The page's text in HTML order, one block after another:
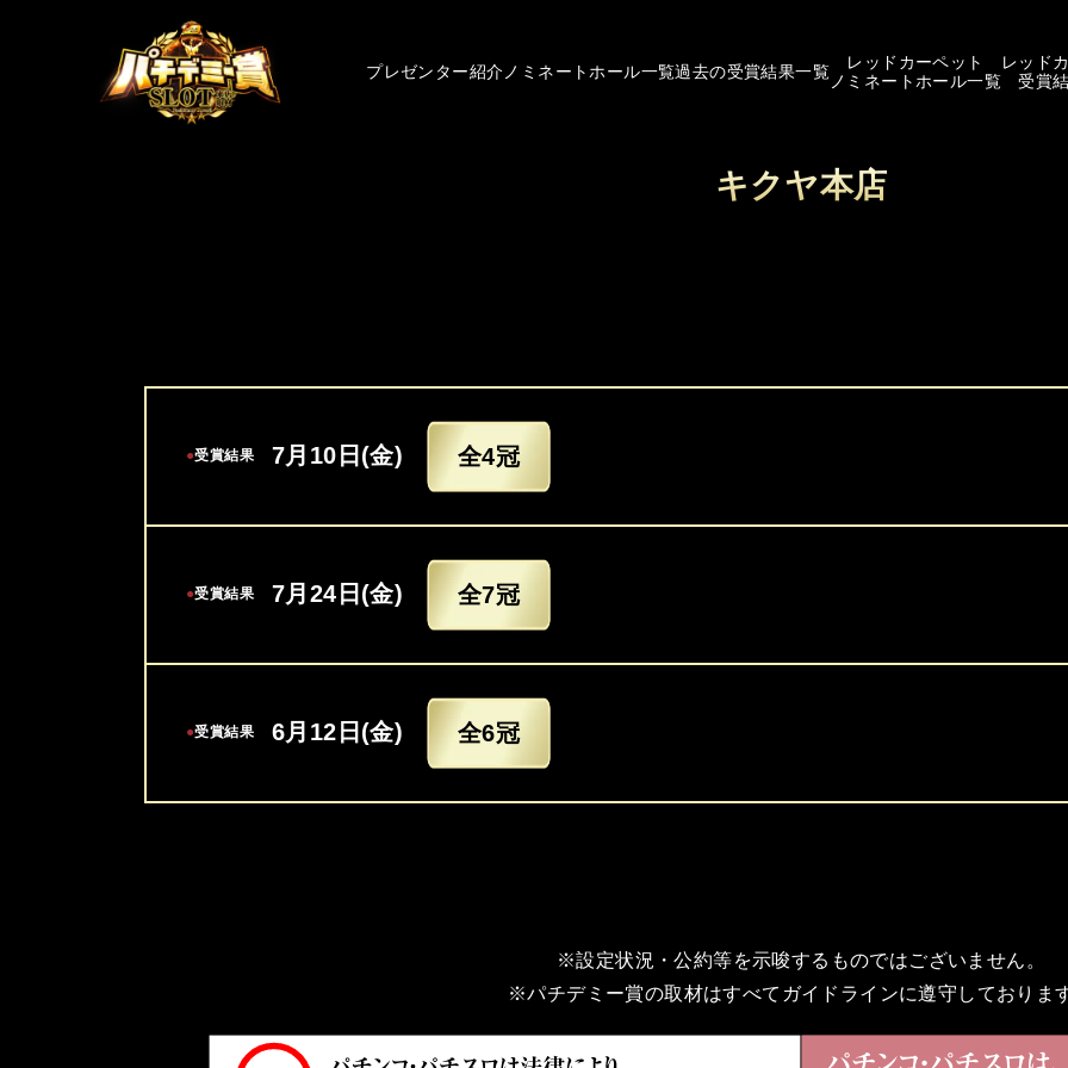
プレゼンター紹介 ノミネートホール一覧過去の受賞結果一覧
レッドカーペット
ノミネートホール一覧
レッド
受賞
キクヤ本店
●受賞結果 7月10日(金) 全4冠
●受賞結果 7月24日(金) 全7冠
●受賞結果 6月12日(金) 全6冠
※設定状況・公約等を示唆するものではございません。
※パチデミー賞の取材はすべてガイドラインに遵守しておりま